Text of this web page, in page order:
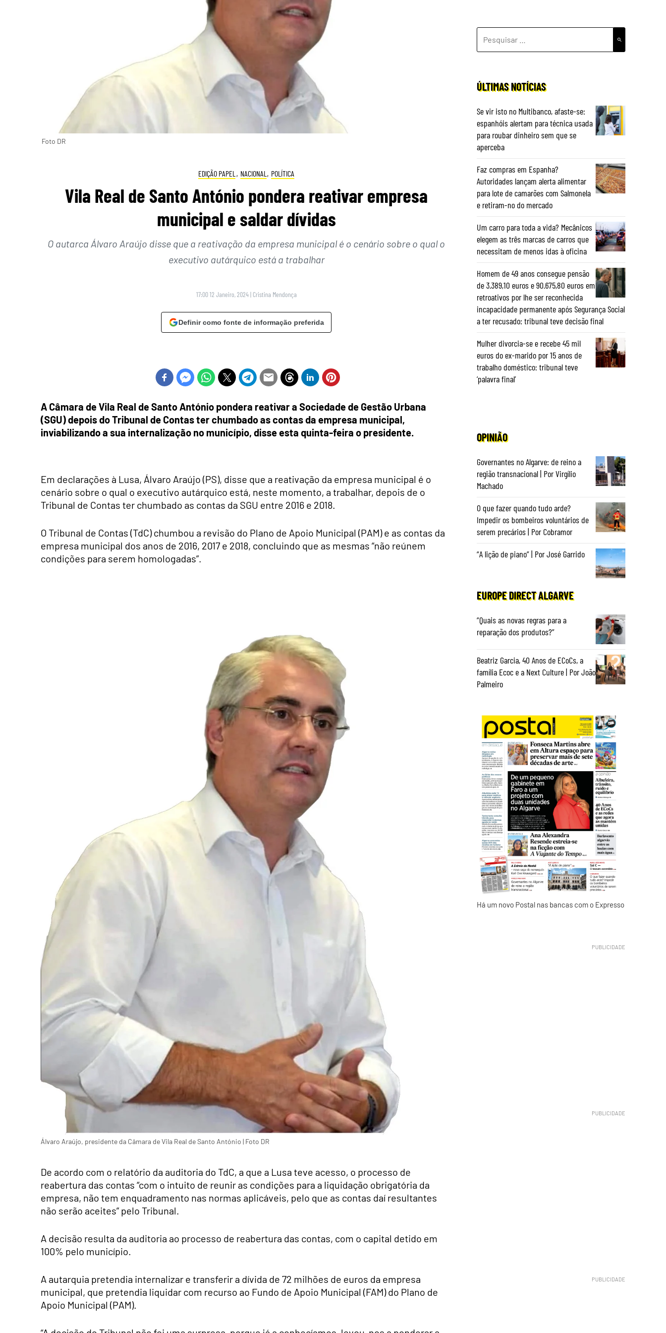
Foto DR
EDIÇÃO PAPEL , NACIONAL , POLÍTICA
Vila Real de Santo António pondera reativar empresa
municipal e saldar dívidas
O autarca Álvaro Araújo disse que a reativação da empresa municipal é o cenário sobre o qual o
executivo autárquico está a trabalhar
17:00 12 Janeiro, 2024 | Cristina Mendonça
Definir como fonte de informação preferida
A Câmara de Vila Real de Santo António pondera reativar a Sociedade de Gestão Urbana
(SGU) depois do Tribunal de Contas ter chumbado as contas da empresa municipal,
inviabilizando a sua internalização no município, disse esta quinta-feira o presidente.
Em declarações à Lusa, Álvaro Araújo (PS), disse que a reativação da empresa municipal é o
cenário sobre o qual o executivo autárquico está, neste momento, a trabalhar, depois de o
Tribunal de Contas ter chumbado as contas da SGU entre 2016 e 2018.
O Tribunal de Contas (TdC) chumbou a revisão do Plano de Apoio Municipal (PAM) e as contas da
empresa municipal dos anos de 2016, 2017 e 2018, concluindo que as mesmas “não reúnem
condições para serem homologadas”.
Álvaro Araújo, presidente da Câmara de Vila Real de Santo António | Foto DR
De acordo com o relatório da auditoria do TdC, a que a Lusa teve acesso, o processo de
reabertura das contas “com o intuito de reunir as condições para a liquidação obrigatória da
empresa, não tem enquadramento nas normas aplicáveis, pelo que as contas daí resultantes
não serão aceites” pelo Tribunal.
A decisão resulta da auditoria ao processo de reabertura das contas, com o capital detido em
100% pelo município.
A autarquia pretendia internalizar e transferir a dívida de 72 milhões de euros da empresa
municipal, que pretendia liquidar com recurso ao Fundo de Apoio Municipal (FAM) do Plano de
Apoio Municipal (PAM).
POR:
ÚLTIMAS NOTÍCIAS
Se vir isto no Multibanco, afaste-se:
espanhóis alertam para técnica usada
para roubar dinheiro sem que se
aperceba
Faz compras em Espanha?
Autoridades lançam alerta alimentar
para lote de camarões com Salmonela
e retiram-no do mercado
Um carro para toda a vida? Mecânicos
elegem as três marcas de carros que
necessitam de menos idas à oficina
Homem de 49 anos consegue pensão
de 3.389,10 euros e 90.675,80 euros em
retroativos por lhe ser reconhecida
incapacidade permanente após Segurança Social
a ter recusado: tribunal teve decisão final
Mulher divorcia-se e recebe 45 mil
euros do ex-marido por 15 anos de
trabalho doméstico: tribunal teve
‘palavra final’
OPINIÃO
Governantes no Algarve: de reino a
região transnacional | Por Virgílio
Machado
O que fazer quando tudo arde?
Impedir os bombeiros voluntários de
serem precários | Por Cobramor
“A lição de piano” | Por José Garrido
EUROPE DIRECT ALGARVE
“Quais as novas regras para a
reparação dos produtos?”
Beatriz Garcia, 40 Anos de ECoCs, a
família Ecoc e a Next Culture | Por João
Palmeiro
Há um novo Postal nas bancas com o Expresso